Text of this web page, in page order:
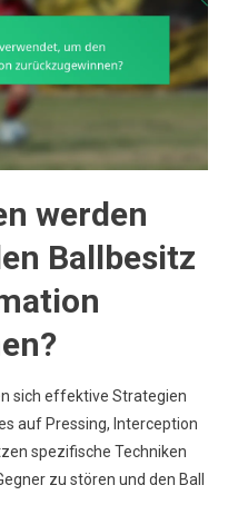
werden
Ballbesitz
sich effektive Strategien
auf Pressing, Interception
spezifische Techniken
zu stören und den Ball